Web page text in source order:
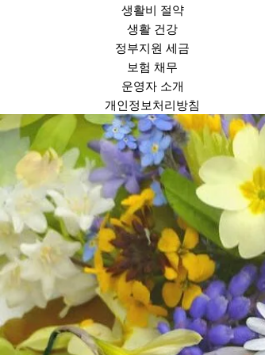
생활비 절약
생활 건강
정부지원 세금
보험 채무
운영자 소개
개인정보처리방침